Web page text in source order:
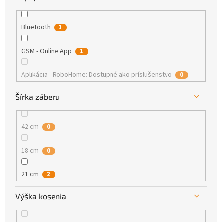
800 m² 1
Bluetooth 1
GSM - Online App 1
Aplikácia - RoboHome: Dostupné ako príslušenstvo 0
Šírka záberu
42 cm 0
18 cm 0
21 cm 2
190 mm 0
Výška kosenia